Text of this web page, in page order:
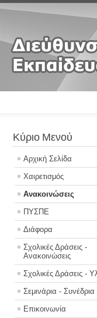
Κύριο Μενού
Αρχική Σελίδα
Χαιρετισμός
Ανακοινώσεις
ΠΥΣΠΕ
Διάφορα
Σχολικές Δράσεις -
Ανακοινώσεις
Σχολικές Δράσεις -
Σεμινάρια - Συνέδρια
Επικοινωνία